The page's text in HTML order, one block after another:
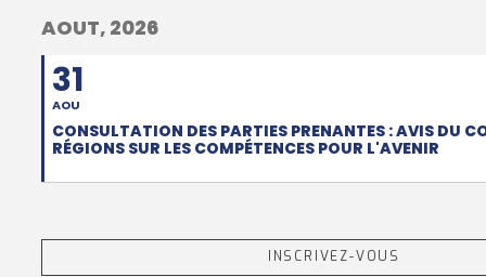
AOUT, 2026
31
AOU
CONSULTATION DES PARTIES PRENANTES : AVIS DU
RÉGIONS SUR LES COMPÉTENCES POUR L'AVENIR
INSCRIVEZ-VOUS